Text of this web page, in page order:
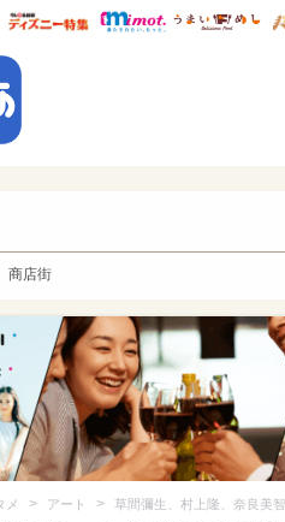
研
ハピママ* ウレぴあ総研 ディズニ
mimot.
商店街
メ > アート > 草間彌生、村上隆、奈良美